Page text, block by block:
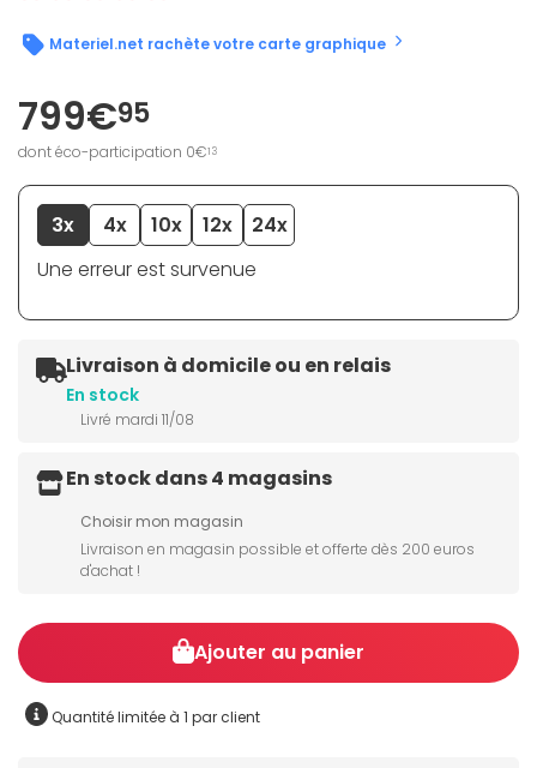
Materiel.net rachète votre carte graphique
799€95
dont éco-participation 0€13
3x 4x 10x 12x
24x
Une erreur est survenue
Livraison à domicile ou en relais
En stock
Livré mardi 11/08
En stock dans 4 magasins
Choisir mon magasin
Livraison en magasin possible et offerte dès 200 euros
d'achat !
Ajouter au panier
Quantité limitée à 1 par client